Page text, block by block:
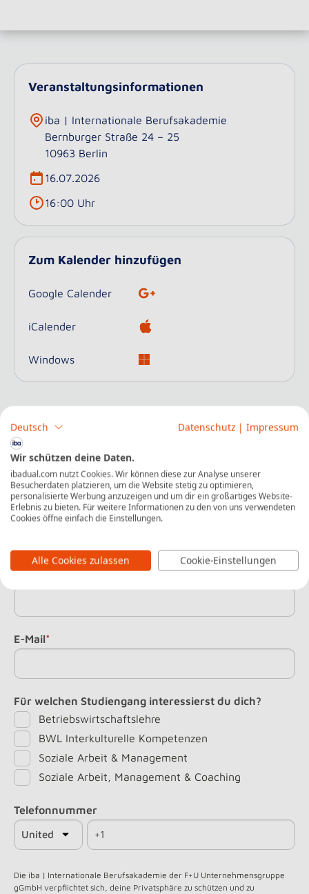
Veranstaltungsinformationen
iba | Internationale Berufsakademie
Bernburger Straße 24 – 25
10963 Berlin
16.07.2026
16:00 Uhr
Zum Kalender hinzufügen
Google Calender
iCalender
Windows
Jetzt kostenlos für diese Veranstaltung
anmelden
Vorname*
E-Mail*
Für welchen Studiengang interessierst du dich?
Betriebswirtschaftslehre
BWL Interkulturelle Kompetenzen
Soziale Arbeit & Management
Soziale Arbeit, Management & Coaching
Telefonnummer
Die iba | Internationale Berufsakademie der F+U Unternehmensgruppe
gGmbH verpflichtet sich, deine Privatsphäre zu schützen und zu
Deutsch Datenschutz | Impressum
Wir schützen deine Daten.
ibadual.com nutzt Cookies. Wir können diese zur Analyse unserer
Besucherdaten platzieren, um die Website stetig zu optimieren,
personalisierte Werbung anzuzeigen und um dir ein großartiges Website-
Erlebnis zu bieten. Für weitere Informationen zu den von uns verwendeten
Cookies öffne einfach die Einstellungen.
Alle Cookies zulassen Cookie-Einstellungen